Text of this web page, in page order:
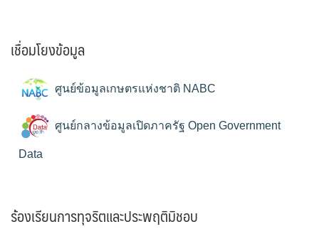
เชื่อมโยงข้อมูล
ศูนย์ข้อมูลเกษตรแห่งชาติ NABC
ศูนย์กลางข้อมูลเปิดภาครัฐ Open Government
Data
ร้องเรียนการทุจริตและประพฤติมิชอบ